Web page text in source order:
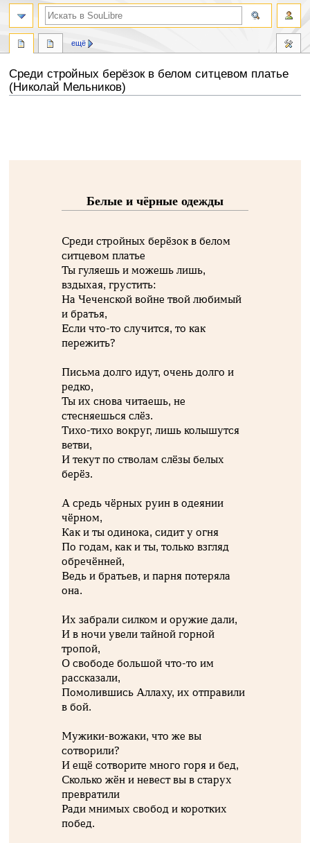
Среди стройных берёзок в белом ситцевом платье
(Николай Мельников)
Белые и чёрные одежды
Среди стройных берёзок в белом
ситцевом платье
Ты гуляешь и можешь лишь,
вздыхая, грустить:
На Чеченской войне твой любимый
и братья,
Если что-то случится, то как
пережить?
Письма долго идут, очень долго и
редко,
Ты их снова читаешь, не
стесняешься слёз.
Тихо-тихо вокруг, лишь колышутся
ветви,
И текут по стволам слёзы белых
берёз.
А средь чёрных руин в одеянии
чёрном,
Как и ты одинока, сидит у огня
По годам, как и ты, только взгляд
обречённей,
Ведь и братьев, и парня потеряла
она.
Их забрали силком и оружие дали,
И в ночи увели тайной горной
тропой,
О свободе большой что-то им
рассказали,
Помолившись Аллаху, их отправили
в бой.
Мужики-вожаки, что же вы
сотворили?
И ещё сотворите много горя и бед,
Сколько жён и невест вы в старух
превратили
Ради мнимых свобод и коротких
побед.
ещё